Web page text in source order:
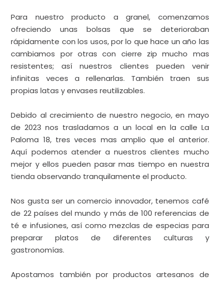
Paloma 18, tres veces mas amplio que el anterior.
Aquí podemos atender a nuestros clientes mucho
mejor y ellos pueden pasar mas tiempo en nuestra
tienda observando tranquilamente el producto.
Nos gusta ser un comercio innovador, tenemos café
de 22 países del mundo y más de 100 referencias de
preparar platos de diferentes culturas y
gastronomías.
Apostamos también por productos artesanos de
km0, como las pastas de Pablo de Basconcillos,
nuestro vermú de los chicos de Wachisnais de
Gayubar; comprar directamente al artesano, que te
lo traiga a la tienda, una buena conversación… es
otro mundo.
Además, como producto estacional, traemos
pequeño obrador familiar en Sicilia, producto con el